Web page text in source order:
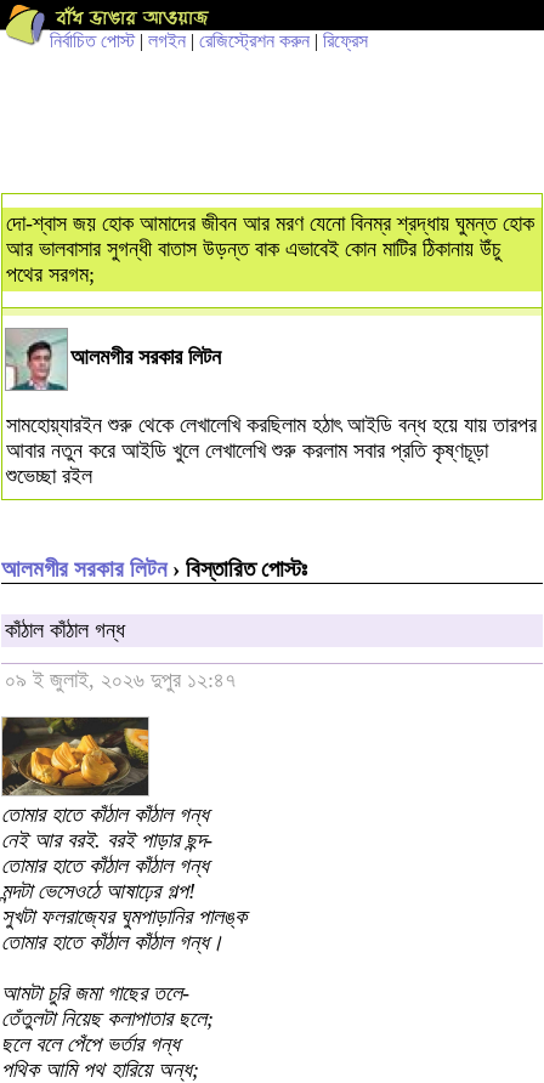
নির্বাচিত পোস্ট| লগইন | রেজিস্ট্রেশন করুন | রিফ্রেস
দো-শ্বাস জয় হোক আমাদের জীবন আর মরণ যেনো বিনম্র শ্রদ্ধায় ঘুমন্ত হোক
আর ভালবাসার সুগন্ধী বাতাস উড়ন্ত বাক এভাবেই কোন মাটির ঠিকানায় উঁচু
পথের সরগম;
আলমগীর সরকার লিটন
সামহোয়্যারইন শুরু থেকে লেখালেখি করছিলাম হঠাৎ আইডি বন্ধ হয়ে যায় তারপর
আবার নতুন করে আইডি খুলে লেখালেখি শুরু করলাম সবার প্রতি কৃষ্ণচূড়া
শুভেচ্ছা রইল
আলমগীর সরকার লিটন› বিস্তারিত পোস্টঃ
কাঁঠাল কাঁঠাল গন্ধ
০৯ ই জুলাই, ২০২৬ দুপুর ১২:৪৭
তোমার হাতে কাঁঠাল কাঁঠাল গন্ধ
নেই আর বরই. বরই পাড়ার ছন্দ-
তোমার হাতে কাঁঠাল কাঁঠাল গন্ধ
মন্দটা ভেসেওঠে আষাঢ়ের গল্প!
সুখটা ফলরাজ্যের ঘুমপাড়ানির পালঙ্ক
তোমার হাতে কাঁঠাল কাঁঠাল গন্ধ।
আমটা চুরি জমা গাছের তলে-
তেঁতুলটা নিয়েছ কলাপাতার ছলে;
ছলে বলে পেঁপে ভর্তার গন্ধ
পথিক আমি পথ হারিয়ে অন্ধ;